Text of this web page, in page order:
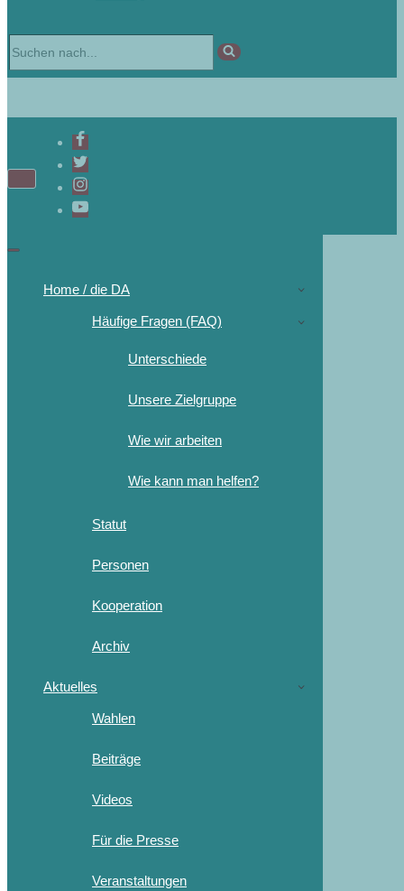
Home / die DA
Häufige Fragen (FAQ)
Unterschiede
Unsere Zielgruppe
Wie wir arbeiten
Wie kann man helfen?
Statut
Personen
Kooperation
Archiv
Aktuelles
Wahlen
Beiträge
Videos
Für die Presse
Veranstaltungen